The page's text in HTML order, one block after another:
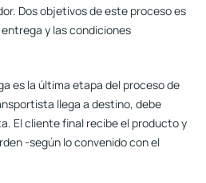
Dos objetivos de este proceso es
y las condiciones
es la última etapa del proceso de
llega a destino, debe
El cliente final recibe el producto y
-según lo convenido con el